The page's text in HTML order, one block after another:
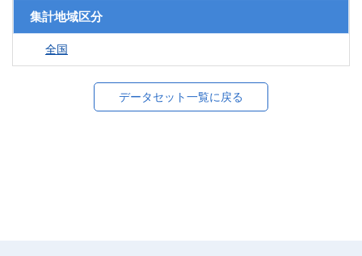
集計地域区分
全国
データセット一覧に戻る